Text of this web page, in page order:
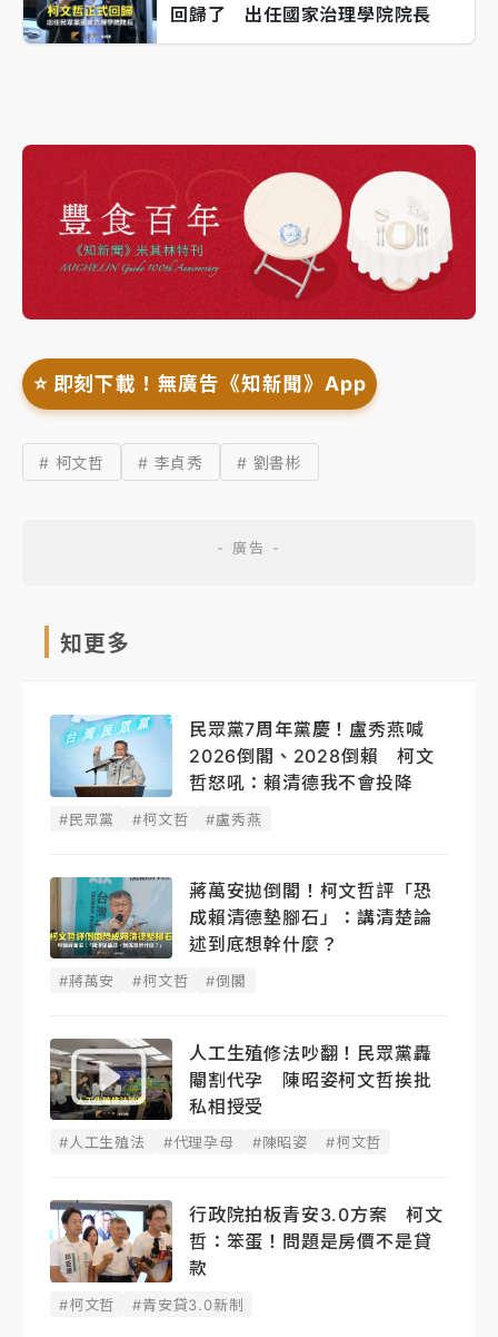
回歸了 出任國家治理學院院長
⭐️ 即刻下載！無廣告《知新聞》App
# 柯文哲 # 李貞秀 # 劉書彬
知更多
民眾黨7周年黨慶！盧秀燕喊
2026倒閣、2028倒賴 柯文
哲怒吼：賴清德我不會投降
#民眾黨 #柯文哲 #盧秀燕
蔣萬安拋倒閣！柯文哲評「恐
成賴清德墊腳石」：講清楚論
述到底想幹什麼？
#蔣萬安 #柯文哲 #倒閣
人工生殖修法吵翻！民眾黨轟
閹割代孕 陳昭姿柯文哲挨批
私相授受
#人工生殖法 #代理孕母 #陳昭姿 #柯文哲
行政院拍板青安3.0方案 柯文
哲：笨蛋！問題是房價不是貸
款
#柯文哲 #青安貸3.0新制